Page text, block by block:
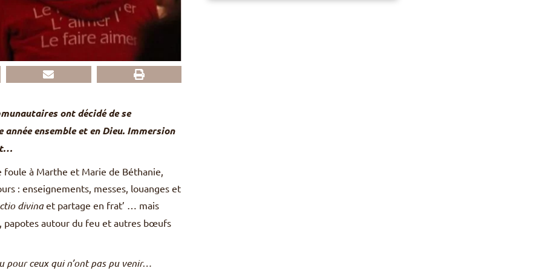
ont décidé de se
ensemble et en Dieu. Immersion
foule à Marthe et Marie de Béthanie,
: enseignements, messes, louanges et
divinaet partage en frat’ … mais
papotes autour du feu et autres bœufs
ceux qui n’ont pas pu venir…